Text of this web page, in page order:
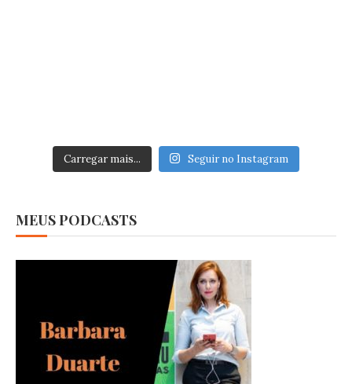
Carregar mais... Seguir no Instagram
MEUS PODCASTS